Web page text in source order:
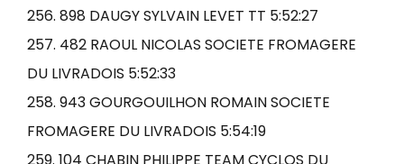
256. 898 DAUGY SYLVAIN LEVET TT 5:52:27
257. 482 RAOUL NICOLAS SOCIETE FROMAGERE
DU LIVRADOIS 5:52:33
258. 943 GOURGOUILHON ROMAIN SOCIETE
FROMAGERE DU LIVRADOIS 5:54:19